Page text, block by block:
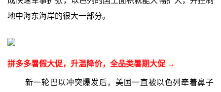
地中海东海岸的很大一部分。
拼多多暑假大促，升温降价，全品类暑期大促 →
新一轮巴以冲突爆发后，美国一直被以色列牵着鼻子